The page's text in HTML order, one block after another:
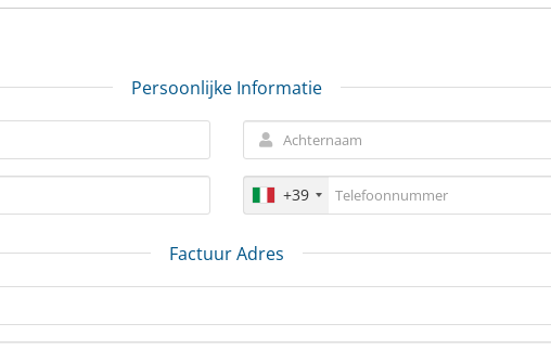
Persoonlijke Informatie
+39
Factuur Adres